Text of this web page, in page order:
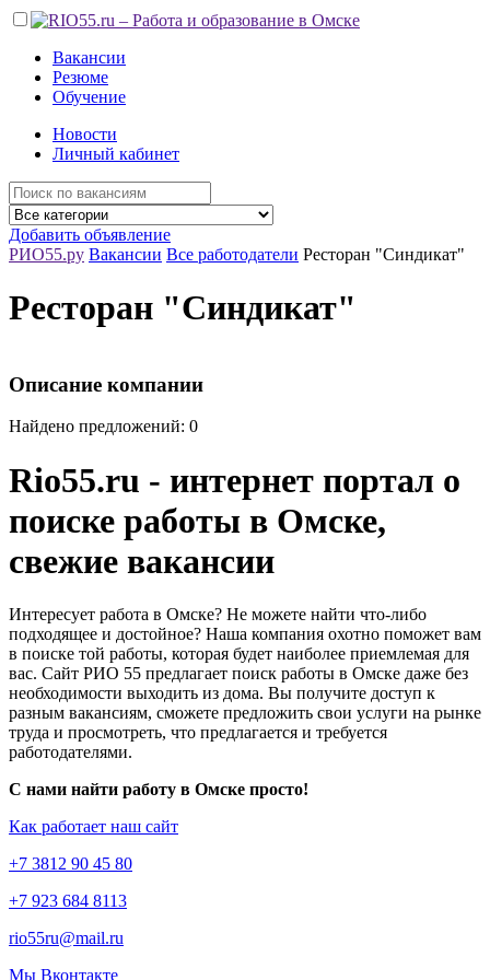
Вакансии
Резюме
Обучение
Новости
Личный кабинет
Добавить объявление
РИО55.ру Вакансии Все работодатели Ресторан "Синдикат"
Ресторан "Синдикат"
Описание компании
Найдено предложений: 0
Rio55.ru - интернет портал о
поиске работы в Омске,
свежие вакансии
Интересует работа в Омске? Не можете найти что-либо
подходящее и достойное? Наша компания охотно поможет вам
в поиске той работы, которая будет наиболее приемлемая для
вас. Сайт РИО 55 предлагает поиск работы в Омске даже без
необходимости выходить из дома. Вы получите доступ к
разным вакансиям, сможете предложить свои услуги на рынке
труда и просмотреть, что предлагается и требуется
работодателями.
С нами найти работу в Омске просто!
Как работает наш сайт
+7 3812 90 45 80
+7 923 684 8113
rio55ru@mail.ru
Мы Вконтакте